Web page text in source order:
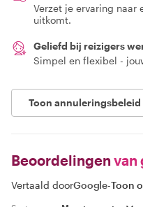
Verzet je ervaring
uitkomt.
Geliefd bij reizigers
Simpel en flexibel -
Toon annuleringsbeleid
Beoordelingen van
Vertaald doorGoogle-Toon